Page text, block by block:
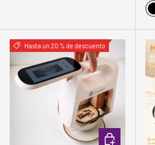
Comparar
Hasta un 20 % de descuento
ELEGIR